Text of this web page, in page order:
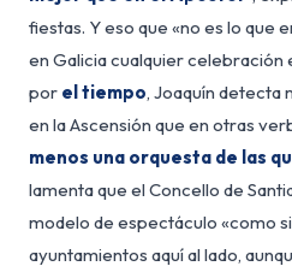
fiestas. Y eso que «no es lo que
en Galicia cualquier celebración
por el tiempo, Joaquín detecta
en la Ascensión que en otras
menos una orquesta de las
lamenta que el Concello de
modelo de espectáculo «como
ayuntamientos aquí al lado,